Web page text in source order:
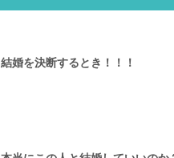
結婚を決断するとき！！！